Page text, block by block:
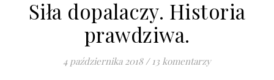
Siła dopalaczy. Historia
prawdziwa.
4 października 2018 / 13 komentarzy